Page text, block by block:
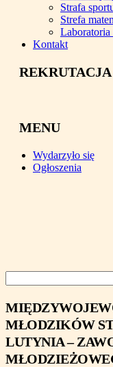
Strafa
Strefa
Laboratoria
Kontakt
REKRUTACJA
MENU
Wydarzyło się
Ogłoszenia
MŁODZIKÓW
LUTYNIA –